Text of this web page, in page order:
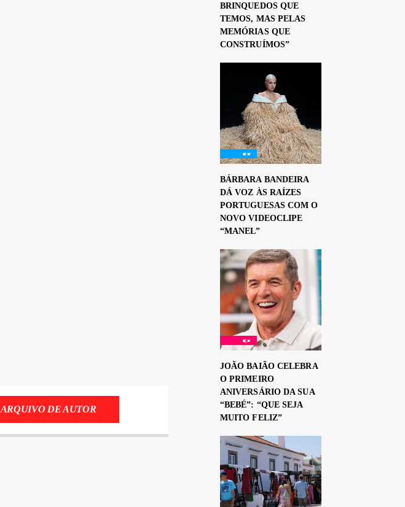
ARQUIVO DE AUTOR
BRINQUEDOS QUE
TEMOS, MAS PELAS
MEMÓRIAS QUE
CONSTRUÍMOS”
BÁRBARA BANDEIRA
DÁ VOZ ÀS RAÍZES
PORTUGUESAS COM O
NOVO VIDEOCLIPE
“MANEL”
JOÃO BAIÃO CELEBRA
O PRIMEIRO
ANIVERSÁRIO DA SUA
“BEBÉ”: “QUE SEJA
MUITO FELIZ”